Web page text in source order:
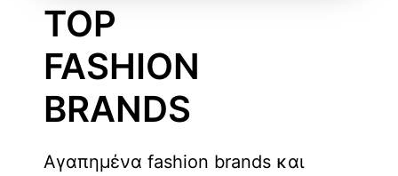
TOP
FASHION
BRANDS
Αγαπημένα fashion brands και